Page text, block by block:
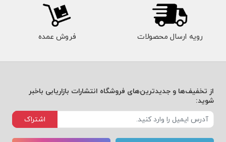
رویه ارسال محصولات فروش عمده
از تخفیف‌ها و جدیدترین‌های فروشگاه انتشارات بازاریابی باخبر
شوید:
اشتراک